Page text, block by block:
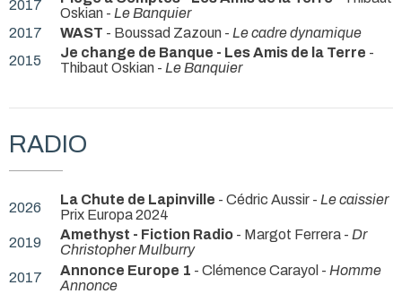
2017
Oskian - Le Banquier
2017
WAST - Boussad Zazoun - Le cadre dynamique
2015
Je change de Banque - Les Amis de la Terre -
Thibaut Oskian - Le Banquier
RADIO
2026 La Chute de Lapinville - Cédric Aussir - Le caissier
Prix Europa 2024
2019
Amethyst - Fiction Radio - Margot Ferrera - Dr
Christopher Mulburry
2017
Annonce Europe 1 - Clémence Carayol - Homme
Annonce